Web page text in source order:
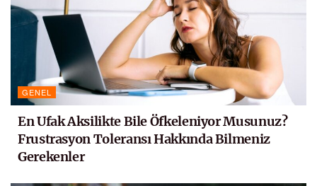
GENEL
En Ufak Aksilikte Bile Öfkeleniyor Musunuz?
Frustrasyon Toleransı Hakkında Bilmeniz
Gerekenler